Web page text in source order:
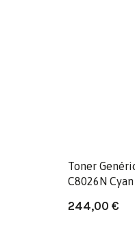
Toner
C8026N Cyan
244,00 €